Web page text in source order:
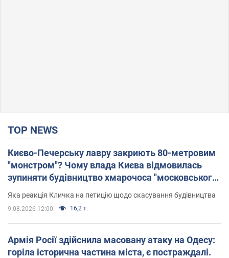
TOP NEWS
Києво-Печерську лавру закриють 80-метровим
"монстром"? Чому влада Києва відмовилась
зупиняти будівництво хмарочоса "московського
вірянина"
Яка реакція Кличка на петицію щодо скасування будівництва
9.08.2026 12:00 16,2 т.
Армія Росії здійснила масовану атаку на Одесу:
горіла історична частина міста, є постраждалі.